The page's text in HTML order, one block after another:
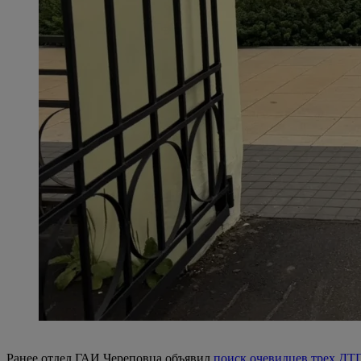
Ранее отдел ГАИ Череповца объявил поиск очевидцев трех